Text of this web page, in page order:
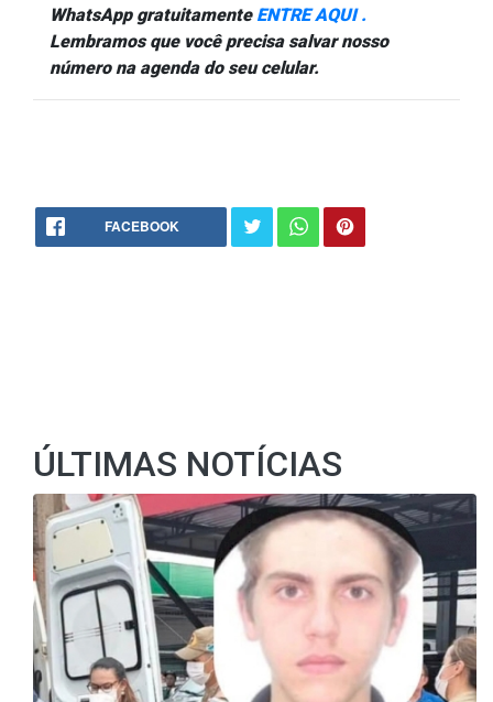
WhatsApp gratuitamente ENTRE AQUI .
Lembramos que você precisa salvar nosso
número na agenda do seu celular.
FACEBOOK
ÚLTIMAS NOTÍCIAS